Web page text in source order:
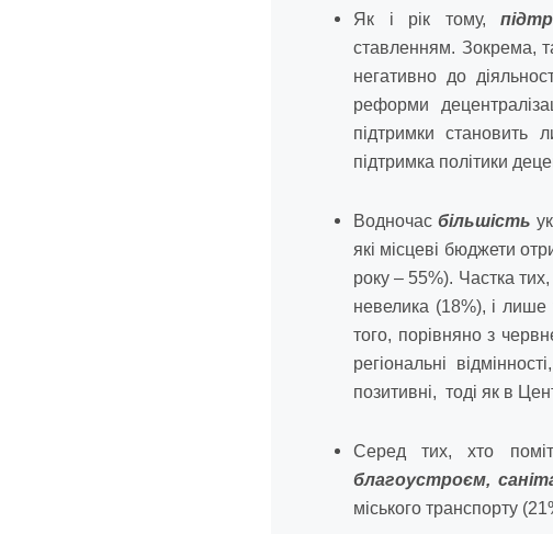
Як і рік тому,
ставленням. Зокрема,
негативно до
реформи
підтримки
підтримка політики
Водночас більшість
які місцеві бюджети
року – 55%). Частка
невелика (18%), і лише
того, порівняно з
регіональні
позитивні, тоді як в
Серед тих, хто
благоустроєм,
міського транспорту